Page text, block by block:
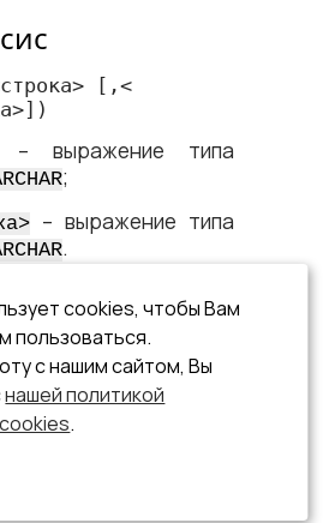
[,<​
– выражение типа
;
– выражение типа
.
удаляются справа
в
<​подстроке​
функции
cookies, чтобы Вам
пользоваться.
с нашим сайтом, Вы
нашей политикой
.